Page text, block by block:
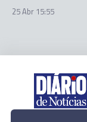
25 Abr 15:55